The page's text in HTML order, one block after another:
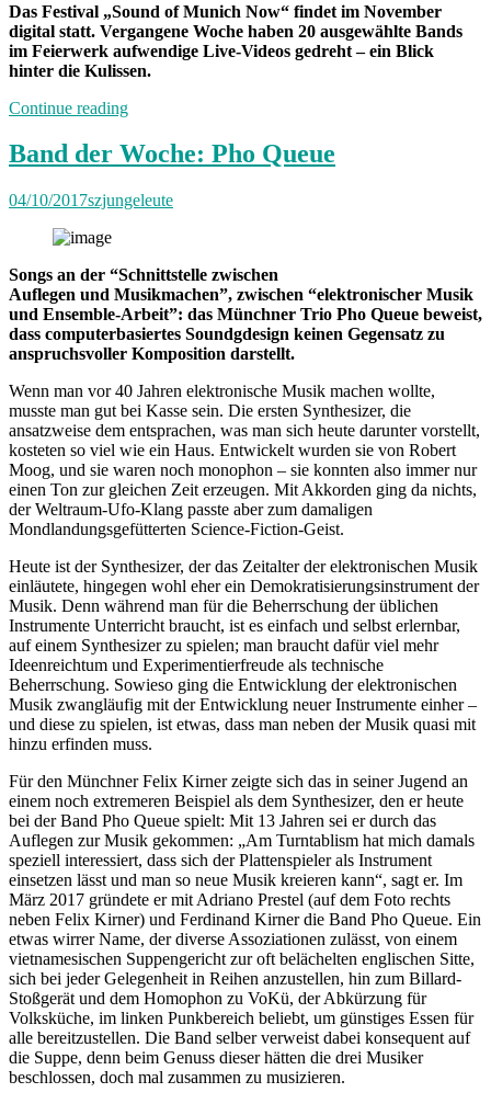
Das Festival „Sound of Munich Now“ findet im November
digital statt. Vergangene Woche haben 20 ausgewählte Bands
im Feierwerk aufwendige Live-Videos gedreht – ein Blick
hinter die Kulissen.
Continue reading„Und
Band der Woche: Pho Queue
04/10/2017szjungeleute
Songs an der “Schnittstelle zwischen
Auflegen und Musikmachen”, zwischen “elektronischer Musik
und Ensemble-Arbeit”: das Münchner Trio Pho Queue beweist,
dass computerbasiertes Soundgdesign keinen Gegensatz zu
anspruchsvoller Komposition darstellt.
Wenn man vor 40 Jahren elektronische Musik machen wollte,
musste man gut bei Kasse sein. Die ersten Synthesizer, die
ansatzweise dem entsprachen, was man sich heute darunter vorstellt,
kosteten so viel wie ein Haus. Entwickelt wurden sie von Robert
Moog, und sie waren noch monophon – sie konnten also immer nur
einen Ton zur gleichen Zeit erzeugen. Mit Akkorden ging da nichts,
der Weltraum-Ufo-Klang passte aber zum damaligen
Mondlandungsgefütterten Science-Fiction-Geist.
Heute ist der Synthesizer, der das Zeitalter der elektronischen Musik
einläutete, hingegen wohl eher ein Demokratisierungsinstrument der
Musik. Denn während man für die Beherrschung der üblichen
Instrumente Unterricht braucht, ist es einfach und selbst erlernbar,
auf einem Synthesizer zu spielen; man braucht dafür viel mehr
Ideenreichtum und Experimentierfreude als technische
Beherrschung. Sowieso ging die Entwicklung der elektronischen
Musik zwangläufig mit der Entwicklung neuer Instrumente einher –
und diese zu spielen, ist etwas, dass man neben der Musik quasi mit
hinzu erfinden muss.
Für den Münchner Felix Kirner zeigte sich das in seiner Jugend an
einem noch extremeren Beispiel als dem Synthesizer, den er heute
bei der Band Pho Queue spielt: Mit 13 Jahren sei er durch das
Auflegen zur Musik gekommen: „Am Turntablism hat mich damals
speziell interessiert, dass sich der Plattenspieler als Instrument
einsetzen lässt und man so neue Musik kreieren kann“, sagt er. Im
März 2017 gründete er mit Adriano Prestel (auf dem Foto rechts
neben Felix Kirner) und Ferdinand Kirner die Band Pho Queue. Ein
etwas wirrer Name, der diverse Assoziationen zulässt, von einem
vietnamesischen Suppengericht zur oft belächelten englischen Sitte,
sich bei jeder Gelegenheit in Reihen anzustellen, hin zum Billard-
Stoßgerät und dem Homophon zu VoKü, der Abkürzung für
Volksküche, im linken Punkbereich beliebt, um günstiges Essen für
alle bereitzustellen. Die Band selber verweist dabei konsequent auf
die Suppe, denn beim Genuss dieser hätten die drei Musiker
beschlossen, doch mal zusammen zu musizieren.